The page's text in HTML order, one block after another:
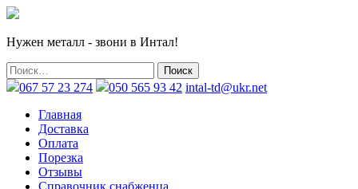
Нужен металл - звони в Интал!
067 57 23 274 050 565 93 42 intal-td@ukr.net
Главная
Доставка
Оплата
Порезка
Отзывы
Справочник снабженца